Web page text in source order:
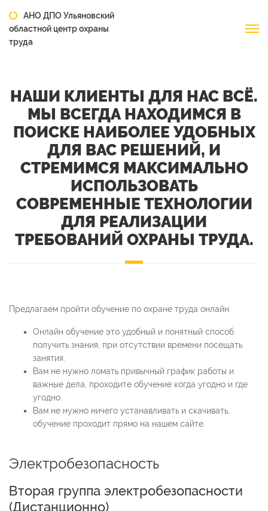
АНО ДПО Ульяновский
областной центр охраны
труда
НАШИ КЛИЕНТЫ ДЛЯ НАС ВСЁ.
МЫ ВСЕГДА НАХОДИМСЯ В
ПОИСКЕ НАИБОЛЕЕ УДОБНЫХ
ДЛЯ ВАС РЕШЕНИЙ, И
СТРЕМИМСЯ МАКСИМАЛЬНО
ИСПОЛЬЗОВАТЬ
СОВРЕМЕННЫЕ ТЕХНОЛОГИИ
ДЛЯ РЕАЛИЗАЦИИ
ТРЕБОВАНИЙ ОХРАНЫ ТРУДА.
Предлагаем пройти обучение по охране труда онлайн.
Онлайн обучение это удобный и понятный способ
получить знания, при отсутствии времени посещать
занятия.
Вам не нужно ломать привычный график работы и
важные дела, проходите обучение когда угодно и где
угодно.
Вам не нужно ничего устанавливать и скачивать,
обучение проходит прямо на нашем сайте.
Электробезопасность
Вторая группа электробезопасности
(Дистанционно)